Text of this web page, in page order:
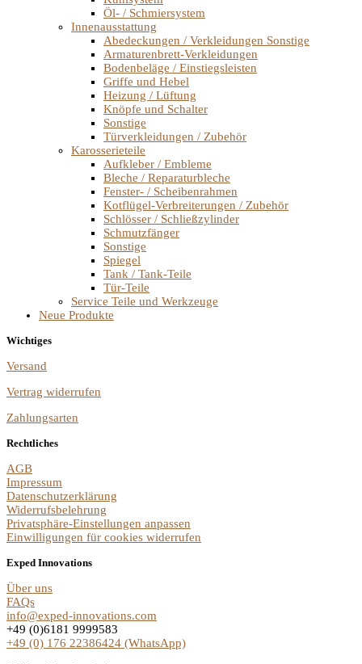
Öl- / Schmiersystem
Innenausstattung
Abedeckungen / Verkleidungen Sonstige
Armaturenbrett-Verkleidungen
Bodenbeläge / Einstiegsleisten
Griffe und Hebel
Heizung / Lüftung
Knöpfe und Schalter
Sonstige
Türverkleidungen / Zubehör
Karosserieteile
Aufkleber / Embleme
Bleche / Reparaturbleche
Fenster- / Scheibenrahmen
Kotflügel-Verbreiterungen / Zubehör
Schlösser / Schließzylinder
Schmutzfänger
Sonstige
Spiegel
Tank / Tank-Teile
Tür-Teile
Service Teile und Werkzeuge
Neue Produkte
Wichtiges
Versand
Vertrag widerrufen
Zahlungsarten
Rechtliches
AGB
Impressum
Datenschutzerklärung
Widerrufsbelehrung
Privatsphäre-Einstellungen anpassen
Einwilligungen für cookies widerrufen
Exped Innovations
Über uns
FAQs
info@exped-innovations.com
+49 (0)6181 9999583
+49 (0) 176 22386424 (WhatsApp)